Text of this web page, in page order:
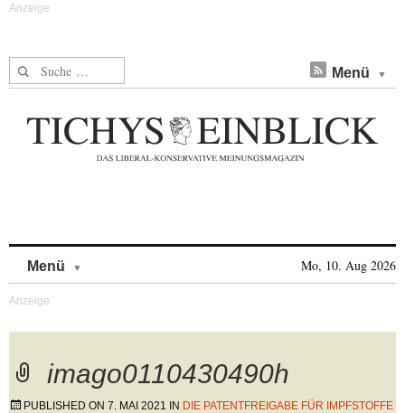
Suche nach: Menü
Menü Mo, 10. Aug 2026
imago0110430490h
PUBLISHED ON 7. MAI 2021 IN DIE PATENTFREIGABE FÜR IMPFSTOFFE